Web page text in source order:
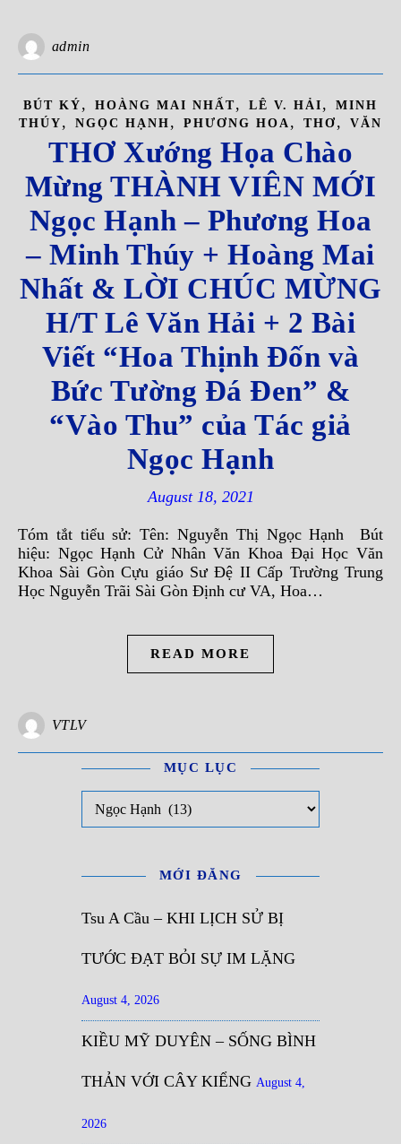
admin
BÚT KÝ , HOÀNG MAI NHẤT, LÊ V. HẢI ,
MINH
THÚY , NGỌC HẠNH , PHƯƠNG HOA , THƠ , VĂN
THƠ Xướng Họa Chào
Mừng THÀNH VIÊN MỚI
Ngọc Hạnh – Phương Hoa
– Minh Thúy + Hoàng Mai
Nhất & LỜI CHÚC MỪNG
H/T Lê Văn Hải + 2 Bài
Viết “Hoa Thịnh Đốn và
Bức Tường Đá Đen” &
“Vào Thu” của Tác giả
Ngọc Hạnh
August 18, 2021
Tóm tắt tiểu sử: Tên: Nguyễn Thị Ngọc Hạnh Bút
hiệu: Ngọc Hạnh Cử Nhân Văn Khoa Đại Học Văn
Khoa Sài Gòn Cựu giáo Sư Đệ II Cấp Trường Trung
Học Nguyễn Trãi Sài Gòn Định cư VA, Hoa…
READ MORE
VTLV
MỤC LỤC
MỚI ĐĂNG
Tsu A Cầu – KHI LỊCH SỬ BỊ
TƯỚC ĐẠT BỎI SỰ IM LẶNG
August 4, 2026
KIỀU MỸ DUYÊN – SỐNG BÌNH
THẢN VỚI CÂY KIỂNG August 4,
2026